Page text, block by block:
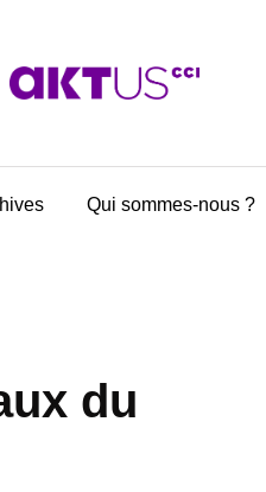
Qui sommes-nous ?
du